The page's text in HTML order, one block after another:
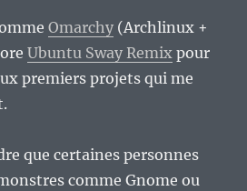
Omarchy (Archlinux +
Ubuntu Sway Remix pour
premiers projets qui me
que certaines personnes
comme Gnome ou